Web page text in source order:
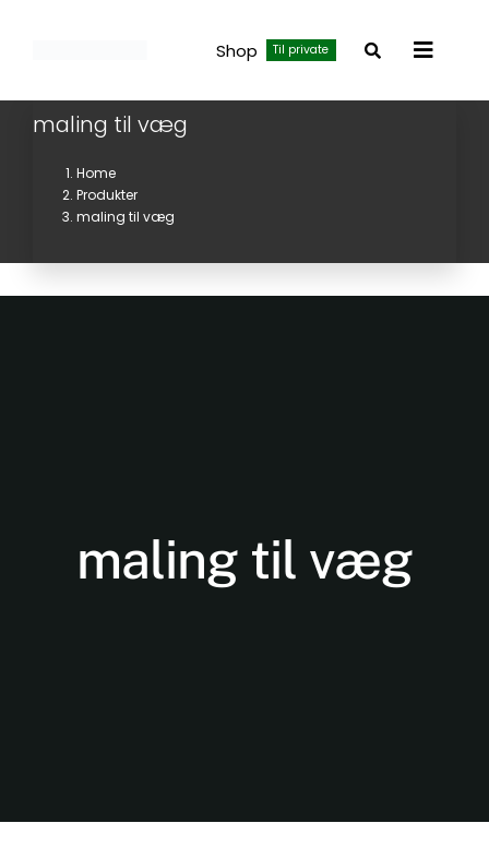
Shop Til private
Toggle
maling til væg
Home
Produkter
maling til væg
maling til væg